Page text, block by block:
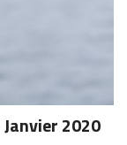
Janvier 2020